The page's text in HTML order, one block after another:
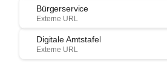
Bürgerservice
Externe URL
Digitale Amtstafel
Externe URL